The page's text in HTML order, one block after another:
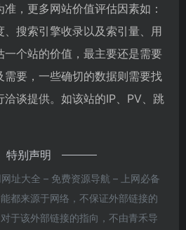
，更多网站价值评估因素如：
搜索引擎收录以及索引量、用
一个站的价值，最主要还是需要
需要，一些确切的数据则需要找
谈提供。如该站的IP、PV、跳
特别声明
址大全 – 免费资源导航 – 上网必备
都来源于网络，不保证外部链接的
于该外部链接的指向，不由青禾导